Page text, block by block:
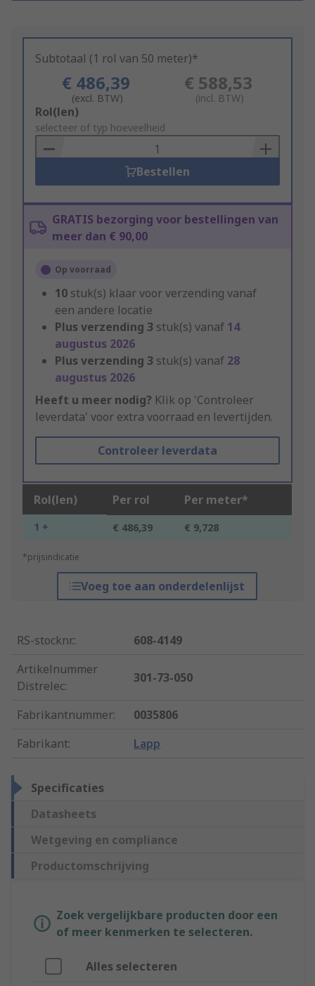
Subtotaal (1 rol van 50 meter)*
€ 486,39
(excl. BTW)
€ 588,53
(incl. BTW)
Add
to
Basket
Rol(len)
selecteer of typ hoeveelheid
Bestellen
GRATIS bezorging voor bestellingen van
meer dan € 90,00
Op voorraad
10 stuk(s) klaar voor verzending vanaf
een andere locatie
Plus verzending 3 stuk(s) vanaf 14
augustus 2026
Plus verzending 3 stuk(s) vanaf 28
augustus 2026
Heeft u meer nodig? Klik op 'Controleer
leverdata' voor extra voorraad en levertijden.
Controleer leverdata
Rol(len) Per rol Per meter*
1 + € 486,39 € 9,728
*prijsindicatie
Voeg toe aan onderdelenlijst
RS-stocknr.:
608-4149
Artikelnummer
Distrelec:
301-73-050
Fabrikantnummer:
0035806
Fabrikant: Lapp
Specificaties
Datasheets
Wetgeving en compliance
Productomschrijving
Zoek vergelijkbare producten door een
of meer kenmerken te selecteren.
Alles selecteren